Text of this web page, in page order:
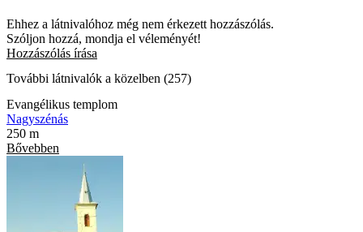
Ehhez a látnivalóhoz még nem érkezett hozzászólás.
Szóljon hozzá, mondja el véleményét!
Hozzászólás írása
További látnivalók a közelben (257)
Evangélikus templom
Nagyszénás
250 m
Bővebben